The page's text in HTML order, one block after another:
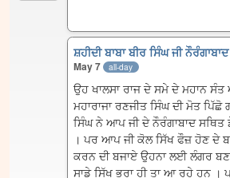
ਸ਼ਹੀਦੀ ਬਾਬਾ ਬੀਰ ਸਿੰਘ ਜੀ
May 7 all-day
ਉਹ ਖਾਲਸਾ ਰਾਜ ਦੇ ਸਮੇ ਦੇ ਮਹਾਨ ਸੰਤ
ਮਹਾਰਾਜਾ ਰਣਜੀਤ ਸਿੰਘ ਦੀ ਮੋਤ ਪਿੱਛੋ
ਸਿੰਘ ਨੇ ਆਪ ਜੀ ਦੇ ਨੌਰੰਗਾਬਾਦ ਸਥਿਤ
। ਪਰ ਆਪ ਜੀ ਕੋਲ ਸਿੱਖ ਫੌਜ਼ ਹੋਣ ਦੇ
ਕਰਨ ਦੀ ਬਜਾਏ ਉਹਨਾ ਲਈ ਲੰਗਰ
ਸਾਡੇ ਸਿੱਖ ਭਰਾ ਹੀ ਤਾ ਆ ਰਹੇ ਹਨ ।